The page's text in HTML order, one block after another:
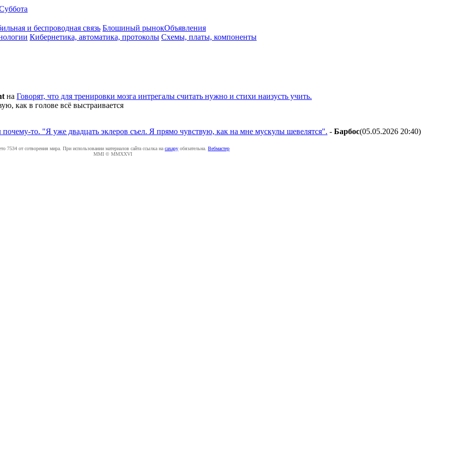
и беспроводная связь Блошиный рынокОбъявления
Кибернетика, автоматика, протоколы Схемы, платы, компоненты
на Говорят, что для тренировки мозга интрегалы считать нужно и стихи наизусть учить.
как в голове всё выстраивается
то. "Я уже двадцать эклеров съел. Я прямо чувствую, как на мне мускулы шевелятся". - Бapбoc(05.05.2026 20:40)
7534 от сотворения мира. При использовании материалов сайта ссылка на caxapу обязательна. Вебмастер
MMI © MMXXVI